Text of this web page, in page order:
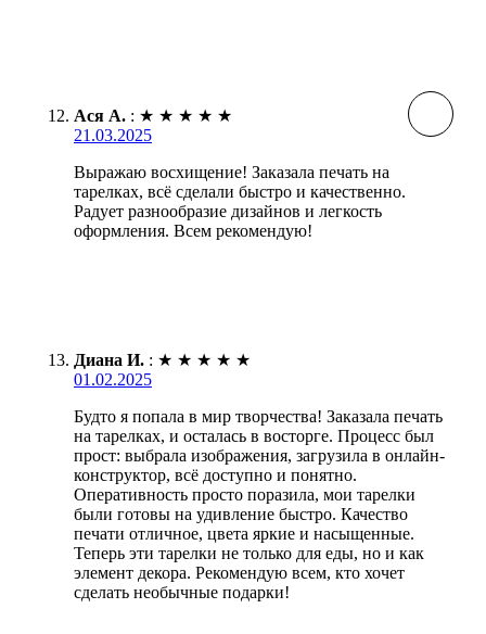
Ася А. : ★ ★ ★ ★ ★
21.03.2025
Выражаю восхищение! Заказала печать на
тарелках, всё сделали быстро и качественно.
Радует разнообразие дизайнов и легкость
оформления. Всем рекомендую!
Диана И. : ★ ★ ★ ★ ★
01.02.2025
Будто я попала в мир творчества! Заказала печать
на тарелках, и осталась в восторге. Процесс был
прост: выбрала изображения, загрузила в онлайн-
конструктор, всё доступно и понятно.
Оперативность просто поразила, мои тарелки
были готовы на удивление быстро. Качество
печати отличное, цвета яркие и насыщенные.
Теперь эти тарелки не только для еды, но и как
элемент декора. Рекомендую всем, кто хочет
сделать необычные подарки!